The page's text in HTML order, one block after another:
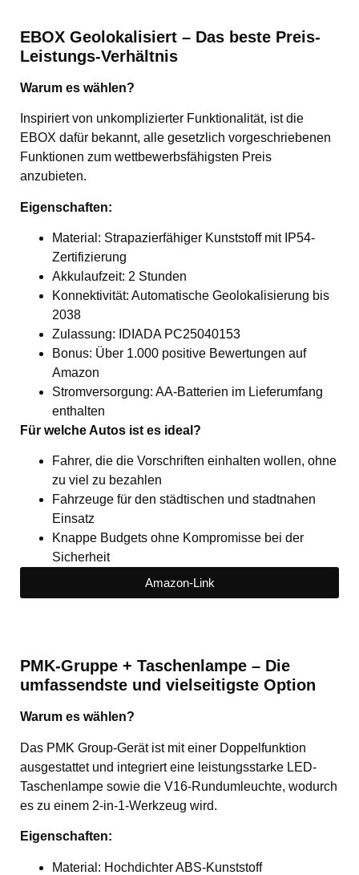
EBOX Geolokalisiert – Das beste Preis-
Leistungs-Verhältnis
Warum es wählen?
Inspiriert von unkomplizierter Funktionalität, ist die
EBOX dafür bekannt, alle gesetzlich vorgeschriebenen
Funktionen zum wettbewerbsfähigsten Preis
anzubieten.
Eigenschaften:
Material: Strapazierfähiger Kunststoff mit IP54-
Zertifizierung
Akkulaufzeit: 2 Stunden
Konnektivität: Automatische Geolokalisierung bis
2038
Zulassung: IDIADA PC25040153
Bonus: Über 1.000 positive Bewertungen auf
Amazon
Stromversorgung: AA-Batterien im Lieferumfang
enthalten
Für welche Autos ist es ideal?
Fahrer, die die Vorschriften einhalten wollen, ohne
zu viel zu bezahlen
Fahrzeuge für den städtischen und stadtnahen
Einsatz
Knappe Budgets ohne Kompromisse bei der
Sicherheit
Amazon-Link
PMK-Gruppe + Taschenlampe – Die
umfassendste und vielseitigste Option
Warum es wählen?
Das PMK Group-Gerät ist mit einer Doppelfunktion
ausgestattet und integriert eine leistungsstarke LED-
Taschenlampe sowie die V16-Rundumleuchte, wodurch
es zu einem 2-in-1-Werkzeug wird.
Eigenschaften:
Material: Hochdichter ABS-Kunststoff